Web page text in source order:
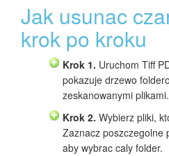
Jak usunac
krok po kroku
Krok 1. Uruchom Tiff
pokazuje drzewo
zeskanowanymi plikami.
Krok 2. Wybierz pliki,
Zaznacz poszczegolne
aby wybrac caly folder.